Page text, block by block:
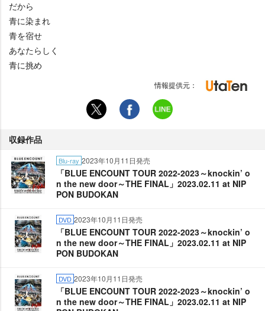
だから
青に染まれ
青を宿せ
あなたらしく
青に挑め
情報提供元：
収録作品
Blu-ray 2023年10月11日発売
「BLUE ENCOUNT TOUR 2022-2023～knockin’ o
n the new door～THE FINAL」2023.02.11 at NIP
PON BUDOKAN
DVD 2023年10月11日発売
「BLUE ENCOUNT TOUR 2022-2023～knockin’ o
n the new door～THE FINAL」2023.02.11 at NIP
PON BUDOKAN
DVD 2023年10月11日発売
「BLUE ENCOUNT TOUR 2022-2023～knockin’ o
n the new door～THE FINAL」2023.02.11 at NIP